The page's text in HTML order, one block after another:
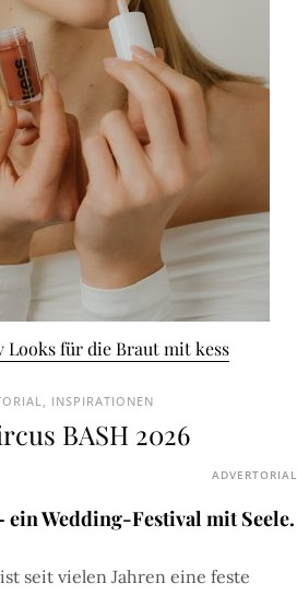
Looks für die Braut mit kess
, INSPIRATIONEN
BASH 2026
ADVERTORIAL
ein Wedding-Festival mit Seele.
ist seit vielen Jahren eine feste